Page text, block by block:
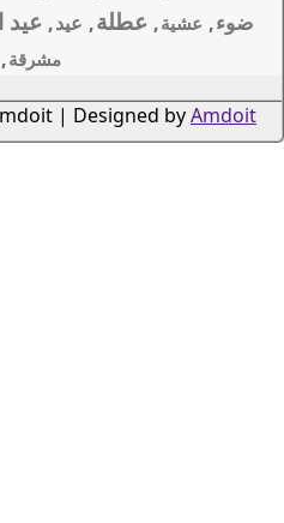
عيد الميلاد,مجردة,مرح,مشرق
,يضيء
Copyright © 2012-2026